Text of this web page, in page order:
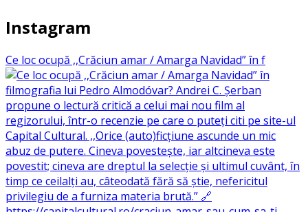
Instagram
Ce loc ocupă ,,Crăciun amar / Amarga Navidad” în f